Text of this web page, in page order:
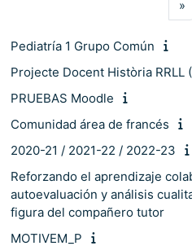
»
Pediatría 1 Grupo Común
Projecte Docent Història RRLL
PRUEBAS Moodle
Comunidad área de francés
2020-21 / 2021-22 / 2022-23
Reforzando el aprendizaje
autoevaluación y análisis
figura del compañero tutor
MOTIVEM_P